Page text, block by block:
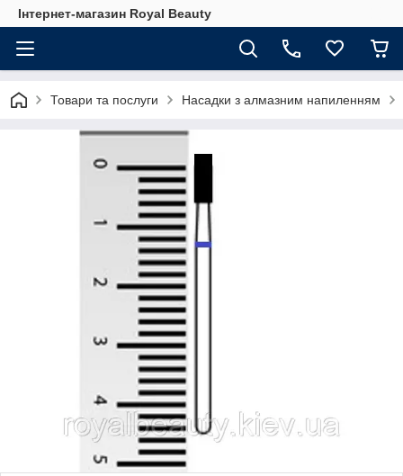
Інтернет-магазин Royal Beauty
Товари та послуги Насадки з алмазним напиленням